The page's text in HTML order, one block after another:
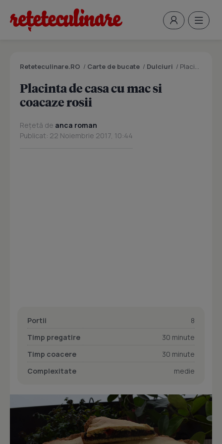
Reteteculinare.RO / Carte de bucate / Dulciuri / Placinta de casa cu mac si coacaze rosii
Placinta de casa cu mac si
coacaze rosii
Rețetă de anca roman
Publicat: 22 Noiembrie 2017, 10:44
Portii
8
Timp pregatire
30 minute
Timp coacere
30 minute
Complexitate
medie